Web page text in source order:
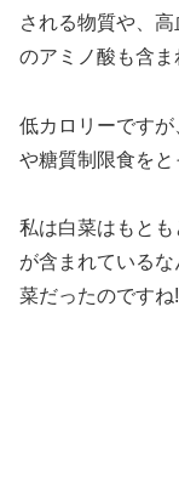
される物質や、
のアミノ酸も含ま
低カロリーです
や糖質制限食をと
私は白菜はもと
が含まれている
菜だったのですね!